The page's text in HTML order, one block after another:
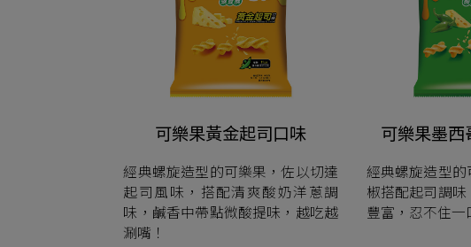
可樂果黃金起司口味
經典螺旋造型的可樂果，佐以切達
起司風味，搭配清爽酸奶洋蔥調
味，鹹香中帶點微酸提味，越吃越
涮嘴！
可樂果墨
經典螺旋造型
椒搭配起司調
豐富，忍不住一